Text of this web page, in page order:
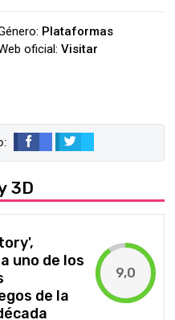
Plataformas
oficial: Visitar
3D
uno de los
de la
9,0